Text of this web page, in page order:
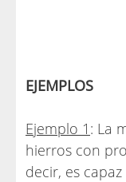
EJEMPLOS
Ejemplo 1 : La
hierros con
decir, es